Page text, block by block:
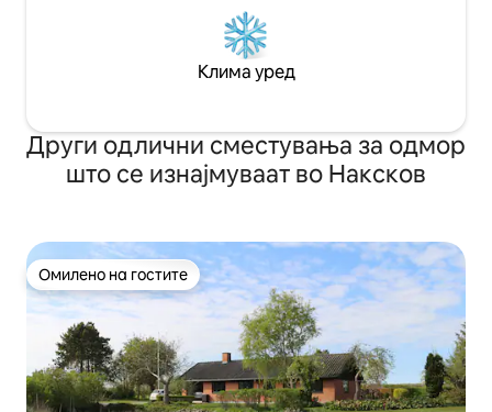
Клима уред
Други одлични сместувања за одмор
што се изнајмуваат во Наксков
Омилено на гостите
Омилено на гостите